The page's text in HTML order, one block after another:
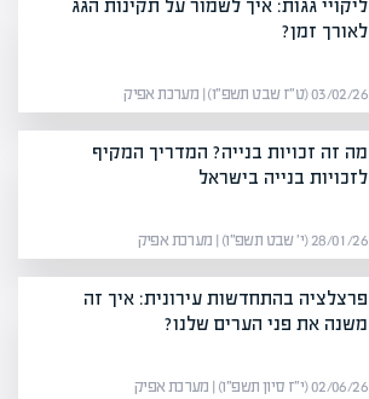
ליקויי גגות: איך לשמור על תקינות הגג
לאורך זמן?
03/02/26 (ט״ז שבט תשפ״ו) | מערכת אפיק
מה זה זכויות בנייה? המדריך המקיף
לזכויות בנייה בישראל
28/01/26 (י׳ שבט תשפ״ו) | מערכת אפיק
פרצלציה בהתחדשות עירונית: איך זה
משנה את פני הערים שלנו?
02/06/26 (י״ז סיון תשפ״ו) | מערכת אפיק